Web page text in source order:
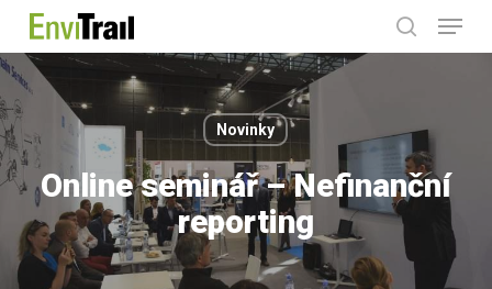
Skip
to
main
content
search
Menu
Novinky
Online seminář – Nefinanční
reporting